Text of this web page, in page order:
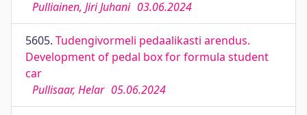
Pulliainen, Jiri Juhani 03.06.2024
5605. Tudengivormeli pedaalikasti arendus.
Development of pedal box for formula student
car
Pullisaar, Helar 05.06.2024